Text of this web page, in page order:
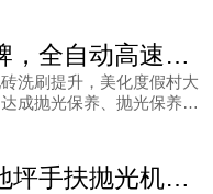
湖南抛光机品牌，全自动高速抛光机批发厂家直销案例
洗刷提升，美化度假村大
成抛光保养、抛光保养的
内地酒店石板地坪手扶抛光机批发厂家直销多少报价？